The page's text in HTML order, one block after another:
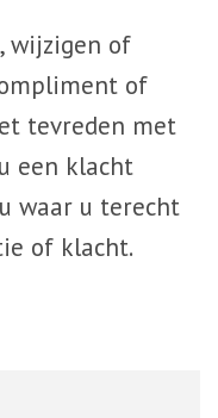
wijzigen of
of
tevreden met
een klacht
waar u terecht
of klacht.